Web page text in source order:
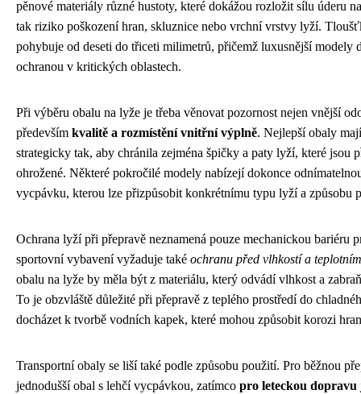
pěnové materiály různé hustoty, které dokážou rozložit sílu úderu
tak riziko poškození hran, skluznice nebo vrchní vrstvy lyží.
pohybuje od deseti do třiceti milimetrů, přičemž luxusnější modely
ochranou v kritických oblastech.
Při výběru obalu na lyže je třeba věnovat pozornost nejen vnější
především kvalitě a rozmístění vnitřní výplně. Nejlepší obaly
strategicky tak, aby chránila zejména špičky a paty lyží, které jsou
ohrožené. Některé pokročilé modely nabízejí dokonce
vycpávku, kterou lze přizpůsobit konkrétnímu typu lyží a způsobu
Ochrana lyží při přepravě neznamená pouze mechanickou bariéru
sportovní vybavení vyžaduje také ochranu před vlhkostí a
obalu na lyže by měla být z materiálu, který odvádí vlhkost a
To je obzvláště důležité při přepravě z teplého prostředí do
docházet k tvorbě vodních kapek, které mohou způsobit korozi
Transportní obaly se liší také podle způsobu použití. Pro běžnou
jednodušší obal s lehčí vycpávkou, zatímco pro leteckou dopravu